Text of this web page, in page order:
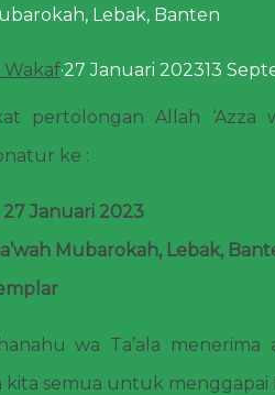
·27 Januari 202313
pertolongan Allah
ke :
27 Januari 2023
Mubarokah, Lebak,
wa Ta’ala
semua untuk menggapai